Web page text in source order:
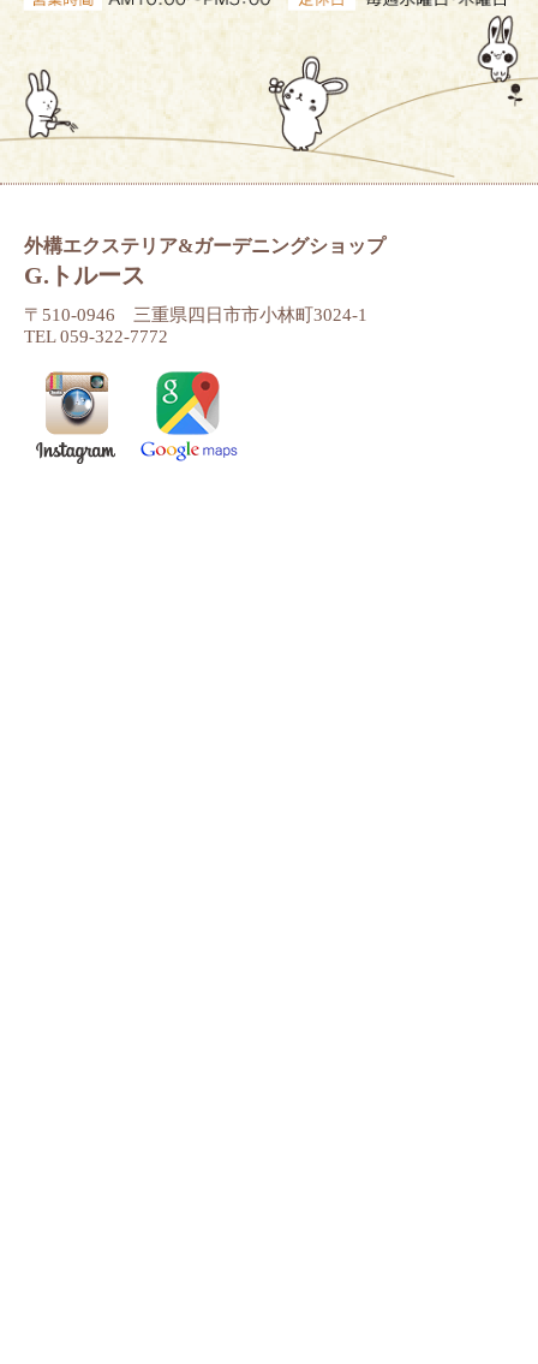
外構エクステリア&ガーデニングショップ
G.トルース
〒510-0946 三重県四日市市小林町3024-1
TEL 059-322-7772